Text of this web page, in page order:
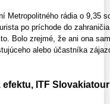
Metropolitného rádia o 9,35
po príchode do
Bolo zrejmé, že ani ona
alebo účastníka
efektu, ITF